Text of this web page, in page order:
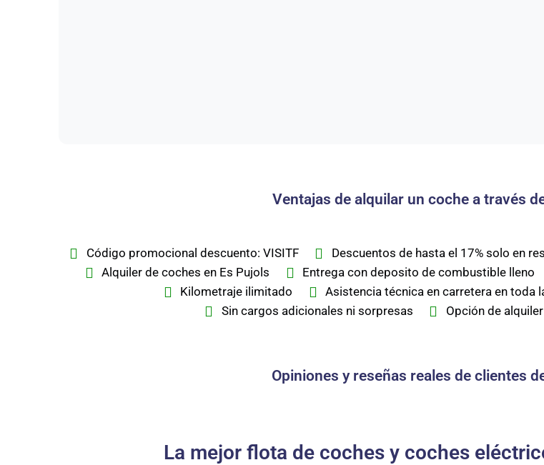
Ventajas de alquilar un coche a través
Código promocional descuento: VISITF Descuentos de hasta el 17% solo en
Alquiler de coches en Es Pujols
Entrega con deposito de combustible lleno
Kilometraje ilimitado
Asistencia técnica en carretera en toda
Sin cargos adicionales ni sorpresas
Opción de
Opiniones y reseñas reales de clientes
La mejor flota de coches y coches